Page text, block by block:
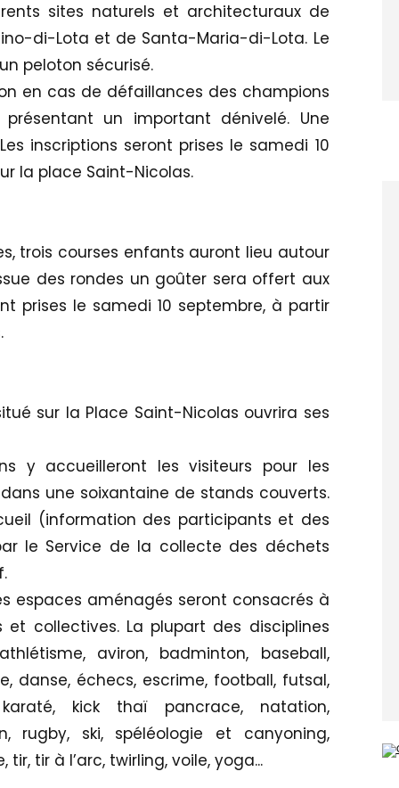
sites naturels et architecturaux de
di-Lota et de Santa-Maria-di-Lota. Le
peloton sécurisé.
en cas de défaillances des champions
un important dénivelé. Une
inscriptions seront prises le samedi 10
la place Saint-Nicolas.
trois courses enfants auront lieu autour
des rondes un goûter sera offert aux
prises le samedi 10 septembre, à partir
sur la Place Saint-Nicolas ouvrira ses
y accueilleront les visiteurs pour les
une soixantaine de stands couverts.
(information des participants et des
le Service de la collecte des déchets
espaces aménagés seront consacrés à
collectives. La plupart des disciplines
aviron, badminton, baseball,
danse, échecs, escrime, football, futsal,
kick thaï pancrace, natation,
rugby, ski, spéléologie et canyoning,
tir à l’arc, twirling, voile, yoga...